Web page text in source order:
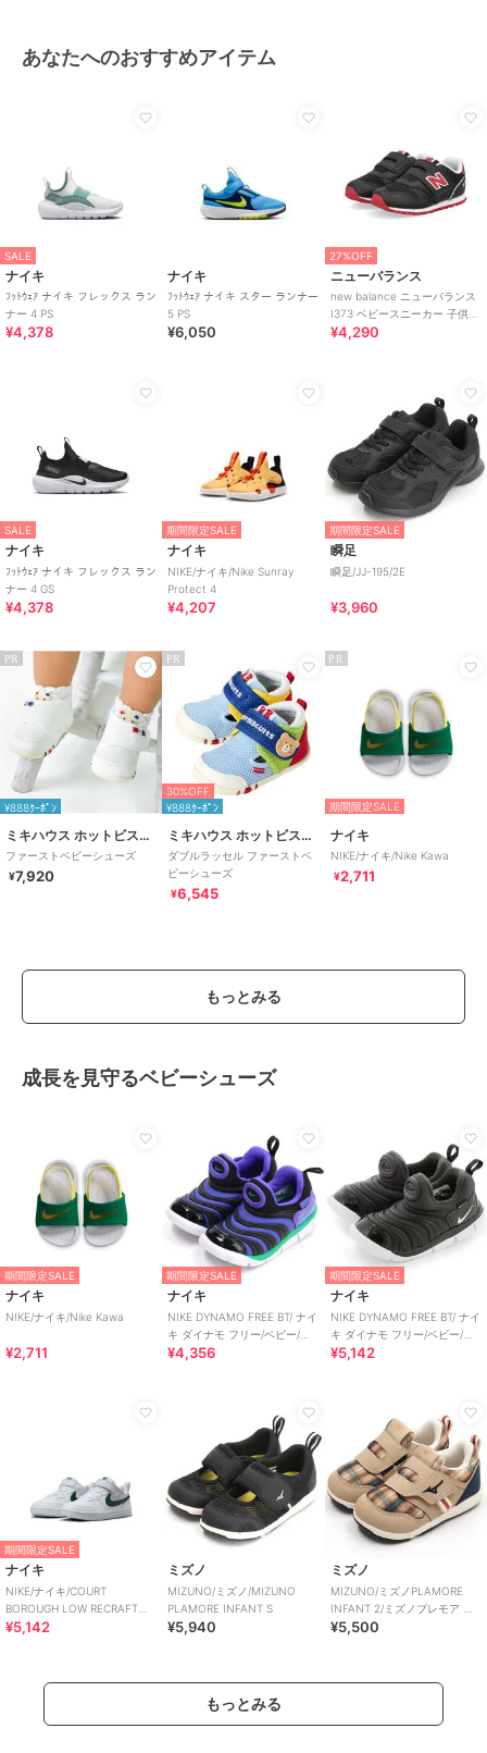
あなたへのおすすめアイテム
SALE
ナイキ
ﾌｯﾄｳｪｱ ナイキ フレックス ラン
ナー 4 PS
¥4,378
ナイキ
ﾌｯﾄｳｪｱ ナイキ スター ランナー
5 PS
¥6,050
27%OFF
ニューバランス
new balance ニューバランス
I373 ベビースニーカー 子供靴
ワンベルト
¥4,290
SALE
ナイキ
ﾌｯﾄｳｪｱ ナイキ フレックス ラン
ナー 4 GS
¥4,378
期間限定SALE
ナイキ
NIKE/ナイキ/Nike Sunray
Protect 4
¥4,207
期間限定SALE
瞬足
瞬足/JJ-195/2E
¥3,960
PR
¥888ｸｰﾎﾟﾝ
ミキハウス ホットビスケッツ
ファーストベビーシューズ
¥7,920
PR
30%OFF
¥888ｸｰﾎﾟﾝ
ミキハウス ホットビスケッツ
ダブルラッセル ファーストベ
ビーシューズ
¥6,545
PR
期間限定SALE
ナイキ
NIKE/ナイキ/Nike Kawa
¥2,711
もっとみる
成長を見守るベビーシューズ
期間限定SALE
ナイキ
NIKE/ナイキ/Nike Kawa
¥2,711
期間限定SALE
ナイキ
NIKE DYNAMO FREE BT/ ナイ
キ ダイナモ フリー/ベビー/ス
リッポン
¥4,356
期間限定SALE
ナイキ
NIKE DYNAMO FREE BT/ ナイ
キ ダイナモ フリー/ベビー/ス
リッポン
¥5,142
期間限定SALE
ナイキ
NIKE/ナイキ/COURT
BOROUGH LOW RECRAFT
BPV
¥5,142
ミズノ
MIZUNO/ミズノ/MIZUNO
PLAMORE INFANT S
¥5,940
ミズノ
MIZUNO/ミズノPLAMORE
INFANT 2/ミズノプレモア イ
ンファント2
¥5,500
もっとみる